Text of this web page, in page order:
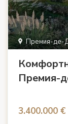
Премия-де-
Премия-
3.400.000 €